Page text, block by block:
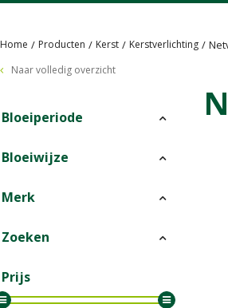
Home Producten Kerst Kerstverlichting
Naar volledig overzicht
Bloeiperiode
Bloeiwijze
Merk
Zoeken
Prijs